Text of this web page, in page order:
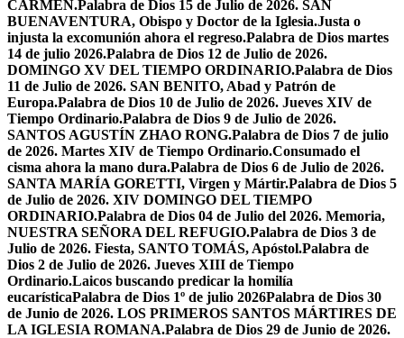
CARMEN.Palabra de Dios 15 de Julio de 2026. SAN
BUENAVENTURA, Obispo y Doctor de la Iglesia.Justa o
injusta la excomunión ahora el regreso.Palabra de Dios martes
14 de julio 2026.Palabra de Dios 12 de Julio de 2026.
DOMINGO XV DEL TIEMPO ORDINARIO.Palabra de Dios
11 de Julio de 2026. SAN BENITO, Abad y Patrón de
Europa.Palabra de Dios 10 de Julio de 2026. Jueves XIV de
Tiempo Ordinario.Palabra de Dios 9 de Julio de 2026.
SANTOS AGUSTÍN ZHAO RONG.Palabra de Dios 7 de julio
de 2026. Martes XIV de Tiempo Ordinario.Consumado el
cisma ahora la mano dura.Palabra de Dios 6 de Julio de 2026.
SANTA MARÍA GORETTI, Virgen y Mártir.Palabra de Dios 5
de Julio de 2026. XIV DOMINGO DEL TIEMPO
ORDINARIO.Palabra de Dios 04 de Julio del 2026. Memoria,
NUESTRA SEÑORA DEL REFUGIO.Palabra de Dios 3 de
Julio de 2026. Fiesta, SANTO TOMÁS, Apóstol.Palabra de
Dios 2 de Julio de 2026. Jueves XIII de Tiempo
Ordinario.Laicos buscando predicar la homilía
eucarísticaPalabra de Dios 1º de julio 2026Palabra de Dios 30
de Junio de 2026. LOS PRIMEROS SANTOS MÁRTIRES DE
LA IGLESIA ROMANA.Palabra de Dios 29 de Junio de 2026.